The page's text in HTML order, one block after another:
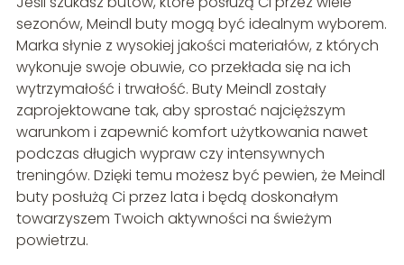
sezonów, Meindl buty mogą być idealnym wyborem.
Marka słynie z wysokiej jakości materiałów, z których
wykonuje swoje obuwie, co przekłada się na ich
wytrzymałość i trwałość. Buty Meindl zostały
zaprojektowane tak, aby sprostać najcięższym
warunkom i zapewnić komfort użytkowania nawet
podczas długich wypraw czy intensywnych
treningów. Dzięki temu możesz być pewien, że Meindl
buty posłużą Ci przez lata i będą doskonałym
towarzyszem Twoich aktywności na świeżym
powietrzu.